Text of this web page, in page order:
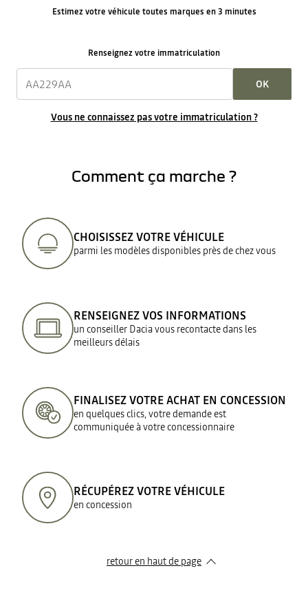
Estimez votre véhicule toutes marques en 3 minutes
Renseignez votre immatriculation
OK
Vous ne connaissez pas votre immatriculation ?
Comment ça marche ?
CHOISISSEZ VOTRE VÉHICULE
parmi les modèles disponibles près de chez vous
RENSEIGNEZ VOS INFORMATIONS
un conseiller Dacia vous recontacte dans les
meilleurs délais
FINALISEZ VOTRE ACHAT EN CONCESSION
en quelques clics, votre demande est
communiquée à votre concessionnaire
RÉCUPÉREZ VOTRE VÉHICULE
en concession
retour en haut de page​